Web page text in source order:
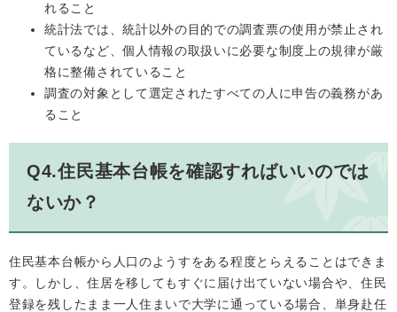
れること
統計法では、統計以外の目的での調査票の使用が禁止され
ているなど、個人情報の取扱いに必要な制度上の規律が厳
格に整備されていること
調査の対象として選定されたすべての人に申告の義務があ
ること
Q4.住民基本台帳を確認すればいいのでは
ないか？
住民基本台帳から人口のようすをある程度とらえることはできま
す。しかし、住居を移してもすぐに届け出ていない場合や、住民
登録を残したまま一人住まいで大学に通っている場合、単身赴任